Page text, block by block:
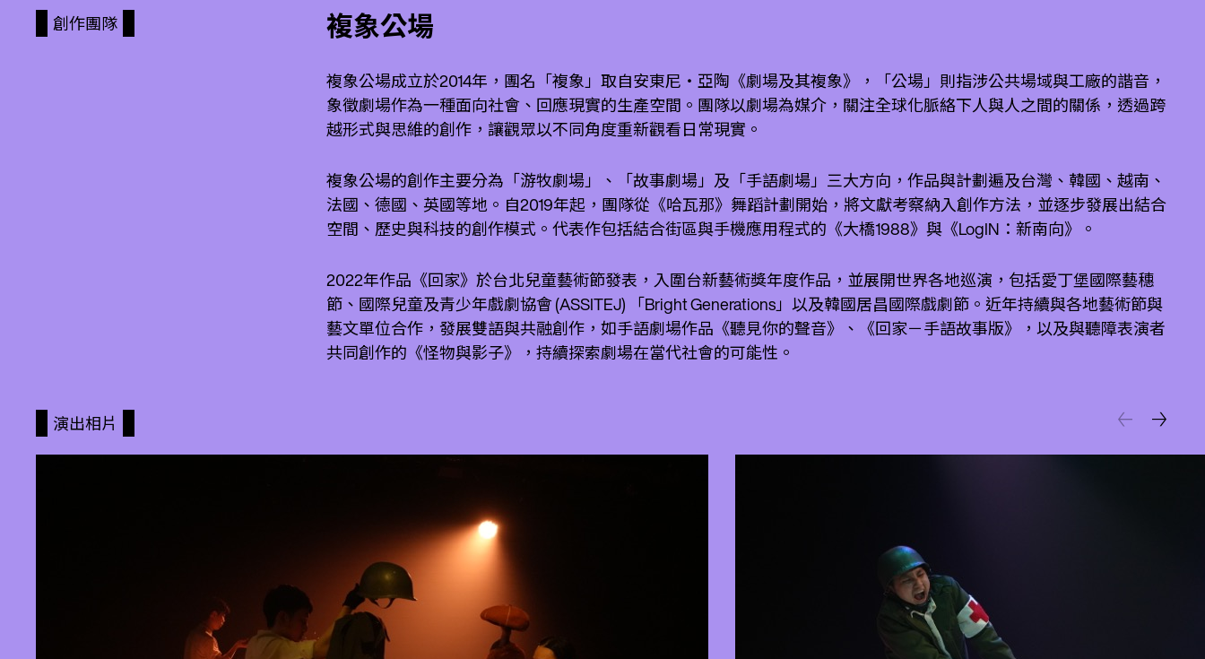
創作團隊 複象公場
複象公場成立於2014年，團名「複象」取自安東尼・亞陶《劇場及其複象》，「公場」則指涉公共場域與工廠的諧音，
象徵劇場作為一種面向社會、回應現實的生產空間。團隊以劇場為媒介，關注全球化脈絡下人與人之間的關係，透過跨
越形式與思維的創作，讓觀眾以不同角度重新觀看日常現實。
複象公場的創作主要分為「游牧劇場」、「故事劇場」及「手語劇場」三大方向，作品與計劃遍及台灣、韓國、越南、
法國、德國、英國等地。自2019年起，團隊從《哈瓦那》舞蹈計劃開始，將文獻考察納入創作方法，並逐步發展出結合
空間、歷史與科技的創作模式。代表作包括結合街區與手機應用程式的《大橋1988》與《LogIN：新南向》。
2022年作品《回家》於台北兒童藝術節發表，入圍台新藝術獎年度作品，並展開世界各地巡演，包括愛丁堡國際藝穗
節、國際兒童及青少年戲劇協會 (ASSITEJ) 「Bright Generations」以及韓國居昌國際戲劇節。近年持續與各地藝術節與
藝文單位合作，發展雙語與共融創作，如手語劇場作品《聽見你的聲音》、《回家－手語故事版》，以及與聽障表演者
共同創作的《怪物與影子》，持續探索劇場在當代社會的可能性。
演出相片